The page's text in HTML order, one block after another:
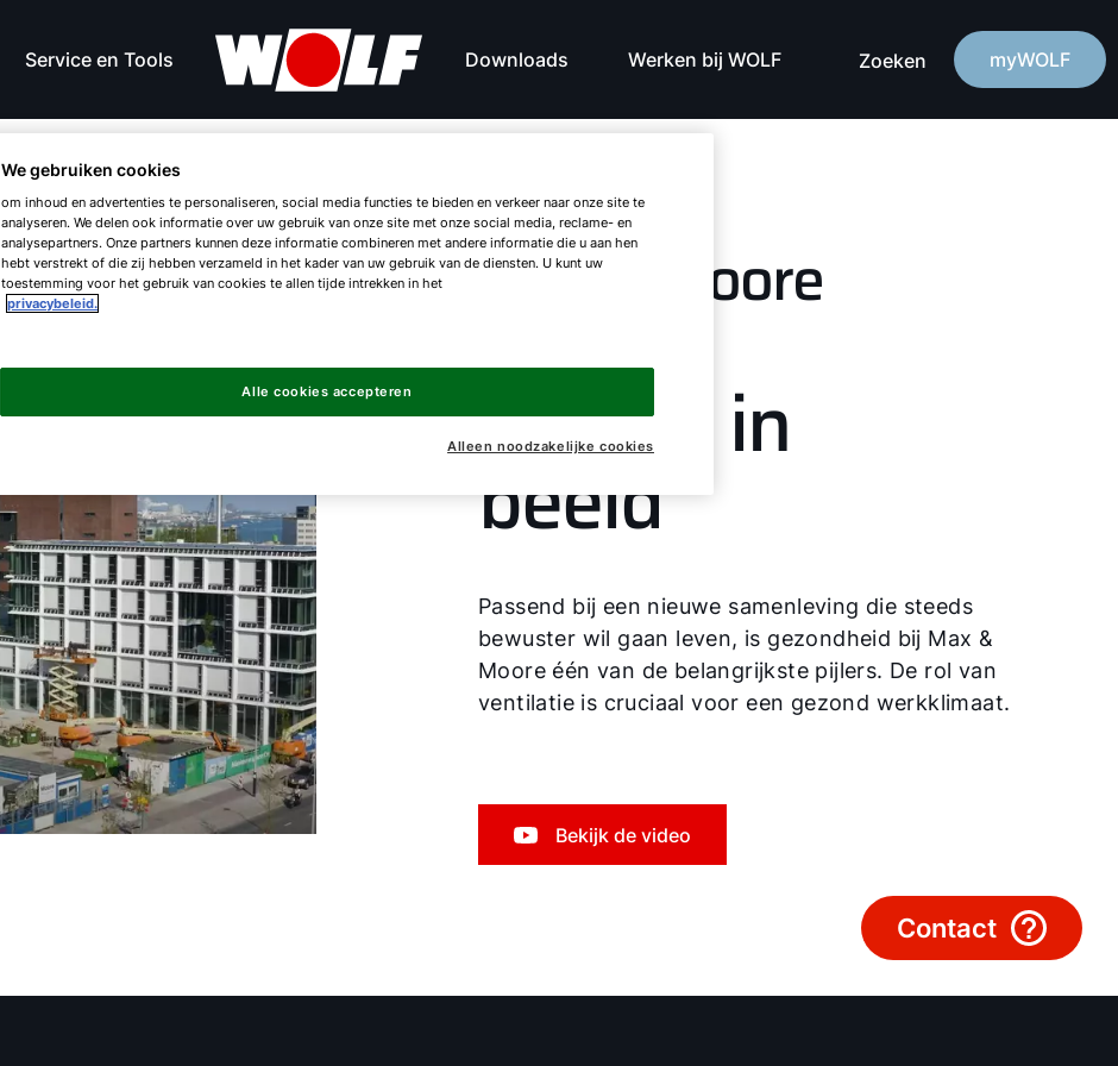
Service en Tools Downloads Werken bij WOLF Zoeken myWOLF
Max & Moore
Project in
beeld
Passend bij een nieuwe samenleving die steeds
bewuster wil gaan leven, is gezondheid bij Max &
Moore één van de belangrijkste pijlers. De rol van
ventilatie is cruciaal voor een gezond werkklimaat.
Bekijk de video
Hallo!
Contact met het team
Contactformulier
Ook interessant?Contact
We gebruiken cookies
om inhoud en advertenties te personaliseren, social media functies te bieden en verkeer naar onze site te
analyseren. We delen ook informatie over uw gebruik van onze site met onze social media, reclame- en
analysepartners. Onze partners kunnen deze informatie combineren met andere informatie die u aan hen
hebt verstrekt of die zij hebben verzameld in het kader van uw gebruik van de diensten. U kunt uw
toestemming voor het gebruik van cookies te allen tijde intrekken in het
privacybeleid.
Alleen noodzakelijke cookies
Alle cookies accepteren